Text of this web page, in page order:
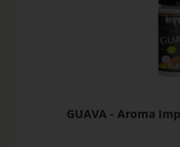
GUAVA - Aroma